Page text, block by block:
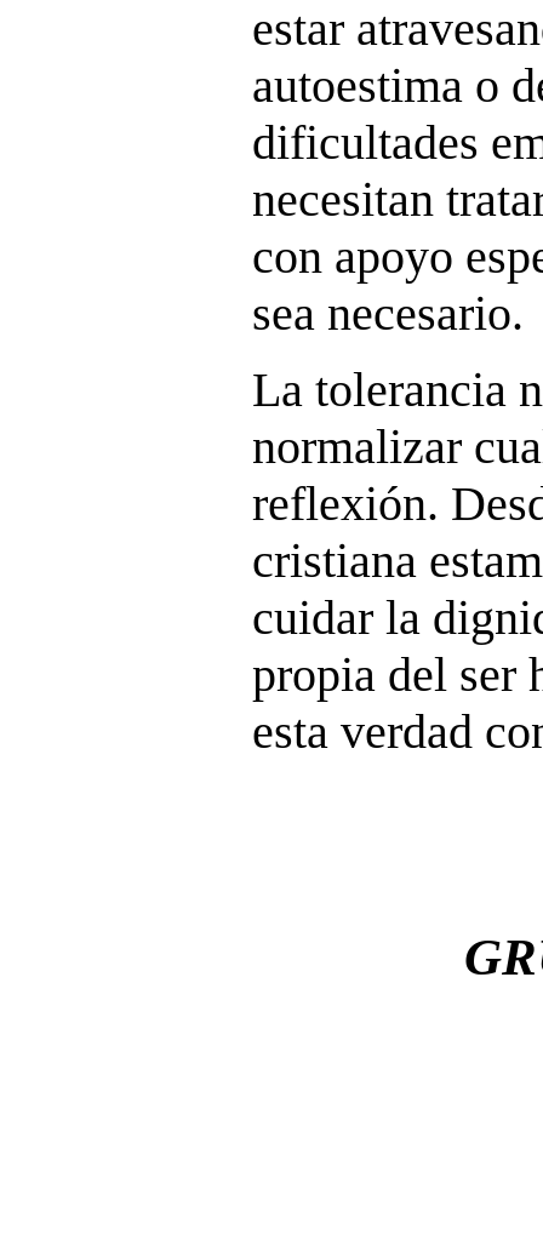
estar
autoestima o
dificultades
necesitan
con apoyo
sea necesario.
La tolerancia
normalizar
reflexión.
cristiana
cuidar la
propia del ser
esta verdad